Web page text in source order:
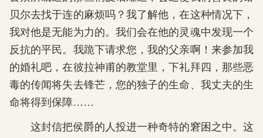
贝尔去找于连的麻烦吗？我了解他，在这种情况下，
我对他是无能为力的。我们会在他的灵魂中发现一个
反抗的平民。我跪下请求您，我的父亲啊！来参加我
的婚礼吧，在彼拉神甫的教堂里，下礼拜四，那些恶
毒的传闻将失去锋芒，您的独子的生命、我丈夫的生
命将得到保障……
这封信把侯爵的人投进一种奇特的窘困之中。这